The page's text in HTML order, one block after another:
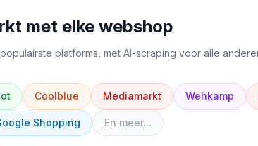
met elke webshop
platforms, met AI-scraping voor alle
Coolblue Mediamarkt Wehkamp
Shopping En meer...